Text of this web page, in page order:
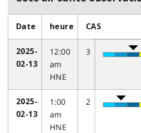
Date heure CAS
2025-
02-13
12:00
am
HNE
3
2025-
02-13
1:00
am
HNE
2